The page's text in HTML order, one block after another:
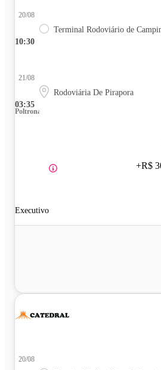
10:30
20/08
Terminal Rodoviário de
03:35
21/08
Rodoviária De Pirapora
Poltrona
Executivo
+R$
20/08